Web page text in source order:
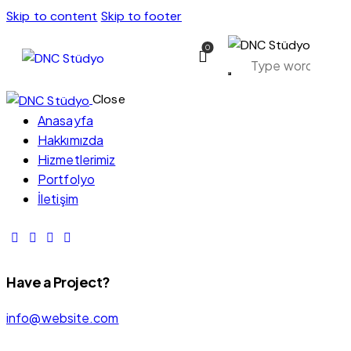
Skip to content Skip to footer
0
Close
Anasayfa
Hakkımızda
Hizmetlerimiz
Portfolyo
İletişim
Have a Project?
info@website.com
Online